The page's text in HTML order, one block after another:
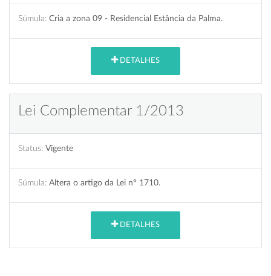
Súmula: Cria a zona 09 - Residencial Estância da Palma.
DETALHES
Lei Complementar 1/2013
Status: Vigente
Súmula: Altera o artigo da Lei n° 1710.
DETALHES